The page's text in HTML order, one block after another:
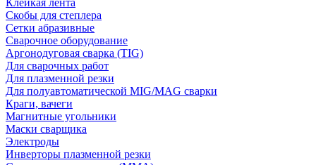
Клейкая лента
Скобы для степлера
Сетки абразивные
Сварочное оборудование
Аргонодуговая сварка (TIG)
Для сварочных работ
Для плазменной резки
Для полуавтоматической MIG/MAG сварки
Краги, вачеги
Магнитные угольники
Маски сварщика
Электроды
Инверторы плазменной резки